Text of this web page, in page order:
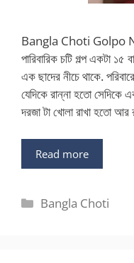
Bangla Choti Golpo
পারিবারিক চটি গল্প একটা
এক ছাদের নীচে থাকে.
যেদিকে রান্না হতো সেদিকে
দরজা টা খোলা রাখা হতো আর
Read more
Categories
Bangla Choti